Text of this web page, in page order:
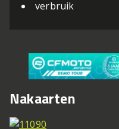
verbruik
Nakaarten